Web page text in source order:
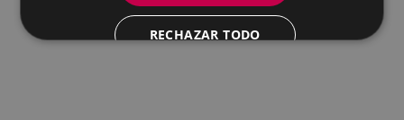
RECHAZAR TODO